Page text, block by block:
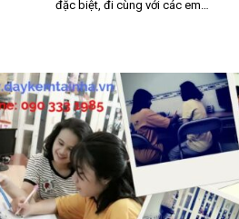
đặc biệt, đi cùng với các em…